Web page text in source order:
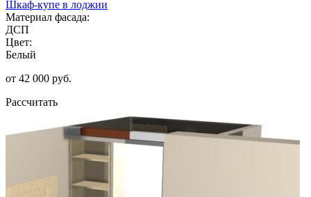
Шкаф-купе в лоджии
Материал фасада:
ДСП
Цвет:
Белый
от 42 000 руб.
Рассчитать